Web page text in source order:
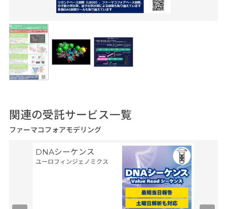
関連の受託サービス一覧
ファーマコフォアモデリング
DNAシーケンス
ユーロフィンジェノミクス